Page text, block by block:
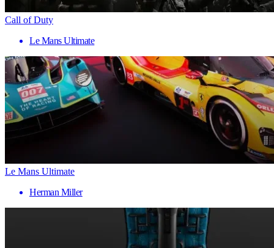
Call of Duty
Le Mans Ultimate
Le Mans Ultimate
Herman Miller